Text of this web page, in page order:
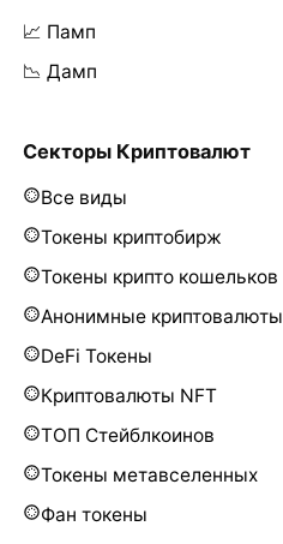
📈 Памп
📉 Дамп
Секторы Криптовалют
Все виды
Токены криптобирж
Токены крипто кошельков
Анонимные криптовалюты
DeFi Токены
Криптовалюты NFT
ТОП Стейблкоинов
Токены метавселенных
Фан токены